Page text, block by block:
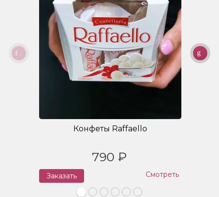
Конфеты Raffaello
790 ₽
Заказать Смотреть